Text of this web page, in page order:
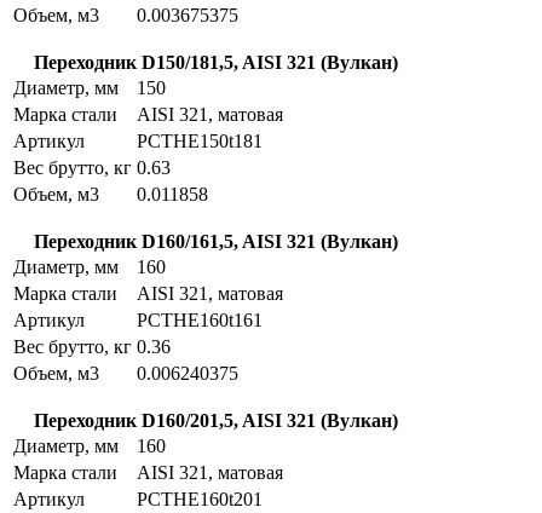
Объем, м3
0.003675375
Переходник D150/181,5, AISI 321 (Вулкан)
Диаметр, мм
150
Марка стали
AISI 321, матовая
Артикул
PCTHE150t181
Вес брутто, кг 0.63
Объем, м3
0.011858
Переходник D160/161,5, AISI 321 (Вулкан)
Диаметр, мм
160
Марка стали
AISI 321, матовая
Артикул
PCTHE160t161
Вес брутто, кг 0.36
Объем, м3
0.006240375
Переходник D160/201,5, AISI 321 (Вулкан)
Диаметр, мм
160
Марка стали
AISI 321, матовая
Артикул
PCTHE160t201